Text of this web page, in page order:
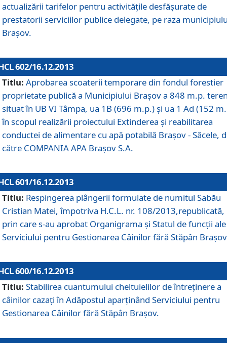
actualizării tarifelor pentru activităţile desfăşurate de
prestatorii serviciilor publice delegate, pe raza
Braşov.
602/16.12.2013
Titlu: Aprobarea scoaterii temporare din fondul forestier
proprietate publică a Municipiului Braşov a 848 m.p.
situat în UB VI Tâmpa, ua 1B (696 m.p.) şi ua 1 Ad (152
în scopul realizării proiectului Extinderea şi reabilitarea
conductei de alimentare cu apă potabilă Braşov - Săcele,
către COMPANIA APA Braşov S.A.
601/16.12.2013
Titlu: Respingerea plângerii formulate de numitul Sabău
Cristian Matei, împotriva H.C.L. nr. 108/2013,republicată,
prin care s-au aprobat Organigrama şi Statul de funcţii ale
Serviciului pentru Gestionarea Câinilor fără Stăpân
600/16.12.2013
Titlu: Stabilirea cuantumului cheltuielilor de întreţinere a
câinilor cazaţi în Adăpostul aparţinând Serviciului pentru
Gestionarea Câinilor fără Stăpân Braşov.